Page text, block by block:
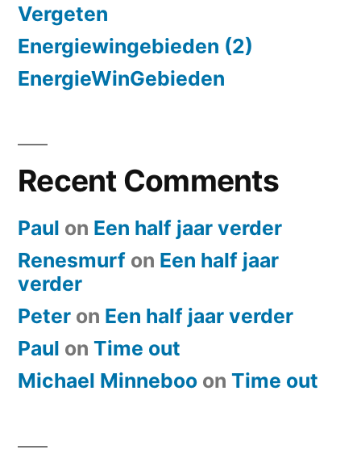
Vergeten
Energiewingebieden (2)
EnergieWinGebieden
Recent Comments
Paul on Een half jaar verder
Renesmurf on Een half jaar
verder
Peter on Een half jaar verder
Paul on ​Time out
Michael Minneboo on ​Time out